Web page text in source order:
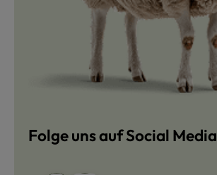
Folge uns auf Social Media